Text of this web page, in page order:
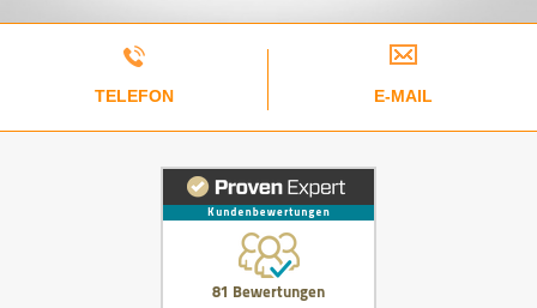
TELEFON E-MAIL